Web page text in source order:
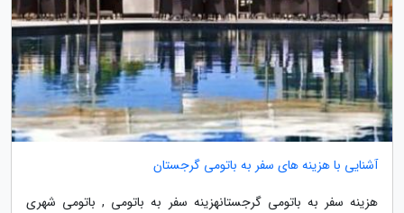
آشنایی با هزینه های سفر به باتومی گرجستان
هزینه سفر به باتومی گرجستانهزینه سفر به باتومی , باتومی شهری